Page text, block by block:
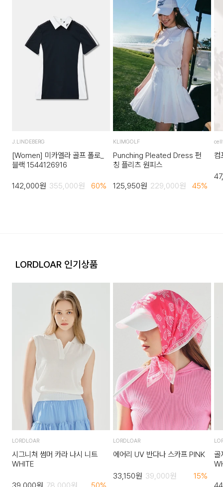
J.LINDEBERG
[Women] 미카엘라 골프 폴로_
블랙 1544126916
60%
142,000원 355,000원
KLIMGOLF
Punching Pleated Dress 펀
칭 플리츠 원피스
45%
125,950원 229,000원
컴
LORDLOAR 인기상품
LORDLOAR
시그니쳐 썸머 카라 나시 니트
WHITE
50%
39,000원 78,000원
LORDLOAR
에어리 UV 반다나 스카프 PINK
15%
33,150원 39,000원
골